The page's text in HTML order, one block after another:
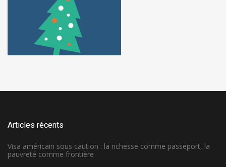
Articles récents
Visa américain sous caution : la richesse comme passeport, la
pauvreté comme frontière